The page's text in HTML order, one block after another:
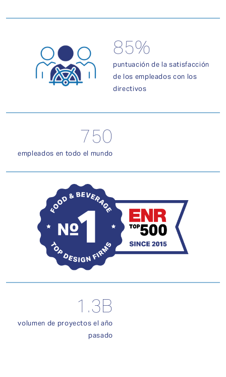
85%
puntuación de la satisfacción
de los empleados con los
directivos
750
empleados en todo el mundo
1.3B
volumen de proyectos el año
pasado